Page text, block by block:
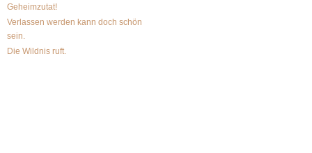
Geheimzutat!
Verlassen werden kann doch schön
sein.
Die Wildnis ruft.